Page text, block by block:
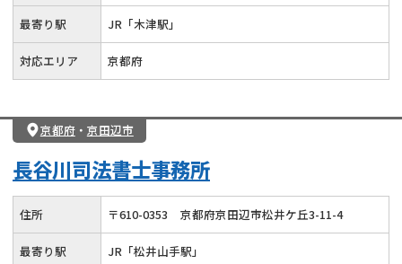
最寄り駅 JR「木津駅」
対応エリア 京都府
京都府・ 京田辺市
長谷川司法書士事務所
住所 〒610-0353 京都府京田辺市松井ケ丘3-11-4
最寄り駅 JR「松井山手駅」